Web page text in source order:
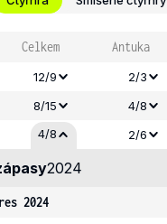
Celkem Antuka
12/9 2/3
8/15 4/8
4/8 2/6
2024
2024